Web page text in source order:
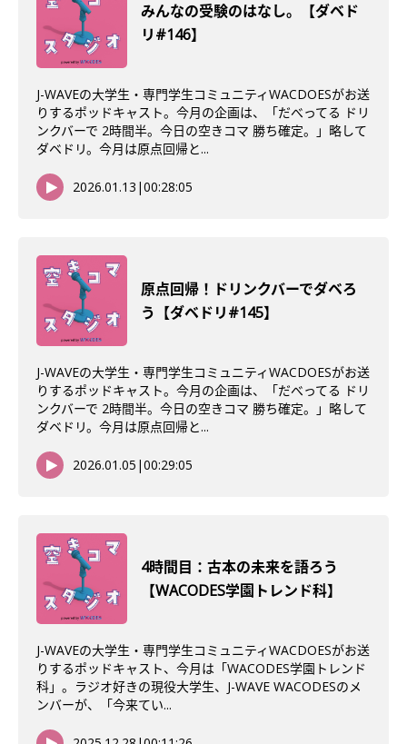
みんなの受験のはなし。【ダベド
リ#146】
J-WAVEの大学生・専門学生コミュニティWACDOESがお送
りするポッドキャスト。今月の企画は、「だべってる ドリ
ンクバーで 2時間半。今日の空きコマ 勝ち確定。」略して
ダベドリ。今月は原点回帰と...
2026.01.13 |00:28:05
原点回帰！ドリンクバーでダベろ
う【ダベドリ#145】
J-WAVEの大学生・専門学生コミュニティWACDOESがお送
りするポッドキャスト。今月の企画は、「だべってる ドリ
ンクバーで 2時間半。今日の空きコマ 勝ち確定。」略して
ダベドリ。今月は原点回帰と...
2026.01.05 |00:29:05
4時間目：古本の未来を語ろう
【WACODES学園トレンド科】
J-WAVEの大学生・専門学生コミュニティWACDOESがお送
りするポッドキャスト、今月は「WACODES学園トレンド
科」。ラジオ好きの現役大学生、J-WAVE WACODESのメ
ンバーが、「今来てい...